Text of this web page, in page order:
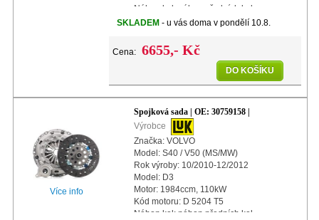
Náhon kol: náhon předních kol
Další info: s centrálním vypínacím
Další info: s automatickým nasta
SKLADEM - u vás doma v pondělí 10.8.
Cena: 6655,- Kč
DO KOŠÍKU
Více info
Spojková sada | OE: 30759158 |
Výrobce
Značka: VOLVO
Model: S40 / V50 (MS/MW)
Rok výroby: 10/2010-12/2012
Model: D3
Motor: 1984ccm, 110kW
Kód motoru: D 5204 T5
Náhon kol: náhon předních kol